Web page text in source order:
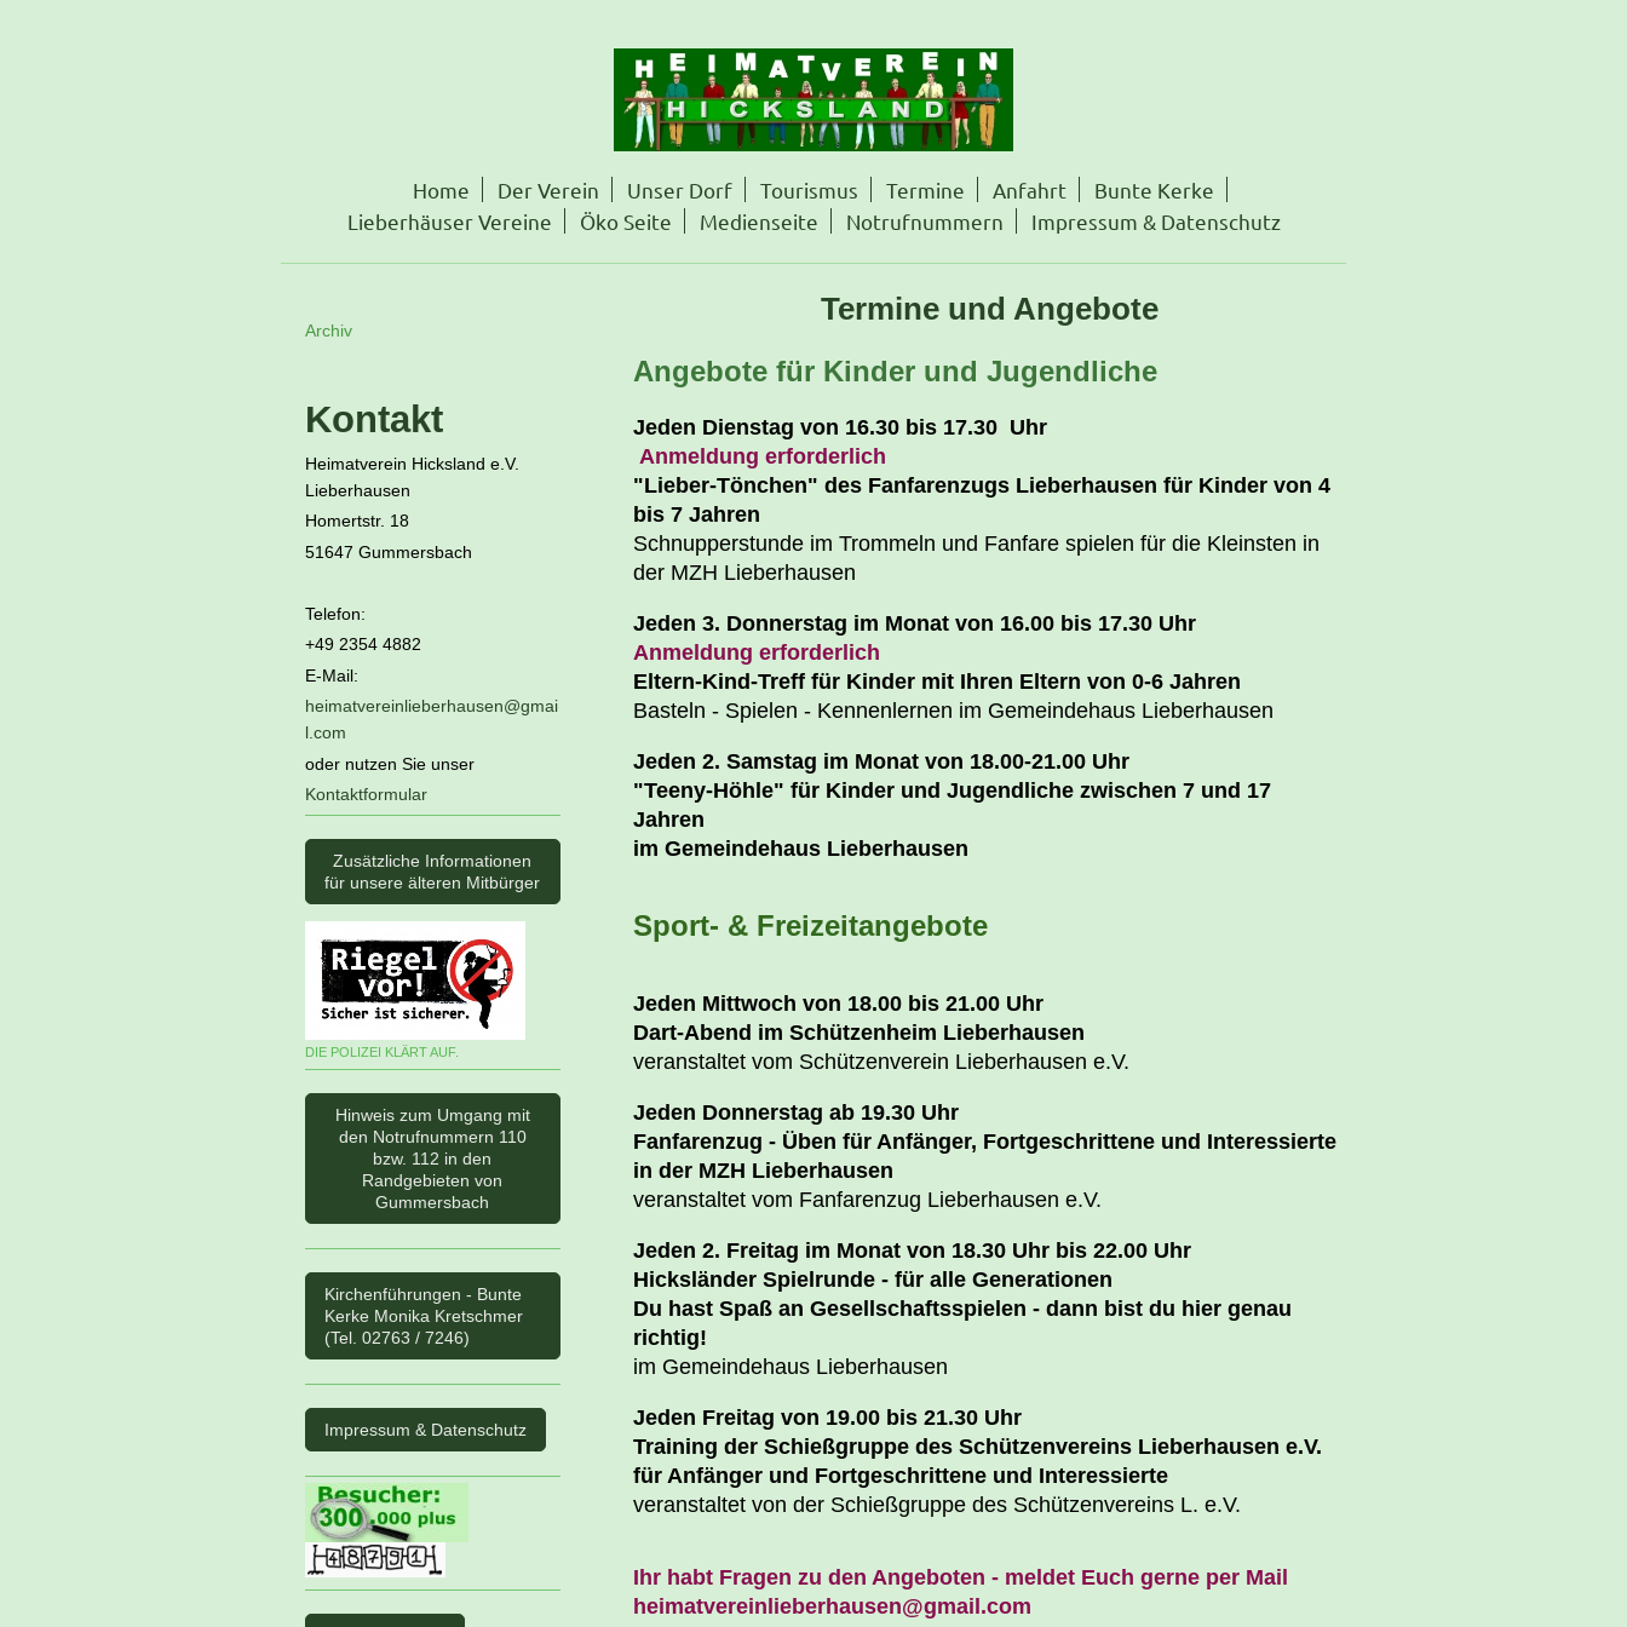
Home Der Verein Unser Dorf Tourismus Termine Anfahrt
Bunte Kerke
Lieberhäuser Vereine
Öko Seite Medienseite Notrufnummern Impressum & Datenschutz
Termine und Angebote
Angebote für Kinder und Jugendliche
Jeden Dienstag von 16.30 bis 17.30 Uhr
Anmeldung erforderlich
"Lieber-Tönchen" des Fanfarenzugs Lieberhausen für Kinder von 4
bis 7 Jahren
Schnupperstunde im Trommeln und Fanfare spielen für die Kleinsten in
der MZH Lieberhausen
Jeden 3. Donnerstag im Monat von 16.00 bis 17.30 Uhr
Anmeldung erforderlich
Eltern-Kind-Treff für Kinder mit Ihren Eltern von 0-6 Jahren
Basteln - Spielen - Kennenlernen im Gemeindehaus Lieberhausen
Jeden 2. Samstag im Monat von 18.00-21.00 Uhr
"Teeny-Höhle" für Kinder und Jugendliche zwischen 7 und 17
Jahren
im Gemeindehaus Lieberhausen
Sport- & Freizeitangebote
Jeden Mittwoch von 18.00 bis 21.00 Uhr
Dart-Abend im Schützenheim Lieberhausen
veranstaltet vom Schützenverein Lieberhausen e.V.
Jeden Donnerstag ab 19.30 Uhr
Fanfarenzug - Üben für Anfänger, Fortgeschrittene und Interessierte
in der MZH Lieberhausen
veranstaltet vom Fanfarenzug Lieberhausen e.V.
Jeden 2. Freitag im Monat von 18.30 Uhr bis 22.00 Uhr
Hicksländer Spielrunde - für alle Generationen
Du hast Spaß an Gesellschaftsspielen - dann bist du hier genau
richtig!
im Gemeindehaus Lieberhausen
Jeden Freitag von 19.00 bis 21.30 Uhr
Training der Schießgruppe des Schützenvereins Lieberhausen e.V.
für Anfänger und Fortgeschrittene und Interessierte
veranstaltet von der Schießgruppe des Schützenvereins L. e.V.
Ihr habt Fragen zu den Angeboten - meldet Euch gerne per Mail
heimatvereinlieberhausen@gmail.com
Archiv
Kontakt
Heimatverein Hicksland e.V.
Lieberhausen
Homertstr. 18
51647 Gummersbach
Telefon:
+49 2354 4882
E-Mail:
heimatvereinlieberhausen@gmai
l.com
oder nutzen Sie unser
Kontaktformular
Zusätzliche Informationen
für unsere älteren Mitbürger
DIE POLIZEI KLÄRT AUF.
Hinweis zum Umgang mit
den Notrufnummern 110
bzw. 112 in den
Randgebieten von
Gummersbach
Kirchenführungen - Bunte
Kerke Monika Kretschmer
(Tel. 02763 / 7246)
Impressum & Datenschutz